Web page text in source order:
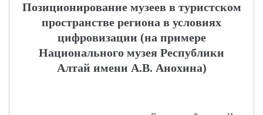
Позиционирование музеев в туристском
пространстве региона в условиях
цифровизации (на примере
Национального музея Республики
Алтай имени А.В. Анохина)